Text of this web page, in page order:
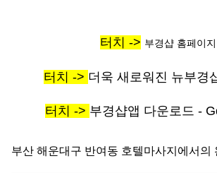
터치 -> 부경샵 홈페이지
터치 -> 더욱 새로워진 뉴부경
터치 -> 부경샵앱 다운로드 -
부산 해운대구 반여동 호텔마사지에서의